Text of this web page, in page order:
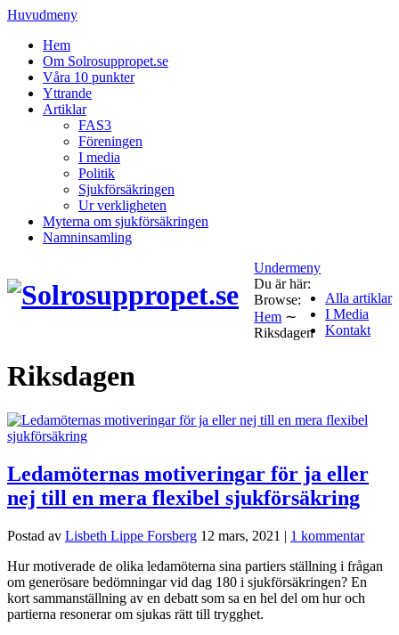
Huvudmeny
Hem
Om Solrosuppropet.se
Våra 10 punkter
Yttrande
Artiklar
FAS3
Föreningen
I media
Politik
Sjukförsäkringen
Ur verkligheten
Myterna om sjukförsäkringen
Namninsamling
Undermeny
Alla artiklar
I Media
Kontakt
Du är här:
Browse:
Hem ∼
Riksdagen
Riksdagen
Ledamöternas motiveringar för ja eller
nej till en mera flexibel sjukförsäkring
Postad av Lisbeth Lippe Forsberg 12 mars, 2021 | 1 kommentar
Hur motiverade de olika ledamöterna sina partiers ställning i frågan
om generösare bedömningar vid dag 180 i sjukförsäkringen? En
kort sammanställning av en debatt som sa en hel del om hur och
partierna resonerar om sjukas rätt till trygghet.